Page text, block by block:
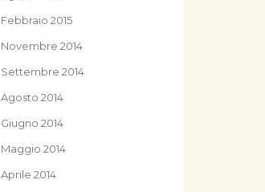
Febbraio 2015
Novembre 2014
Settembre 2014
Agosto 2014
Giugno 2014
Maggio 2014
Aprile 2014